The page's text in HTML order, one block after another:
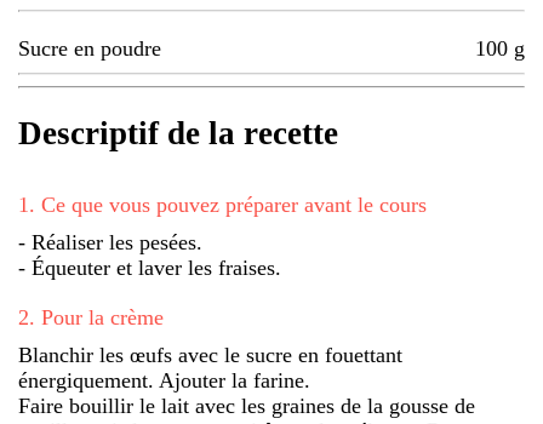
Sucre en poudre 100 g
Descriptif de la recette
1 . Ce que vous pouvez préparer avant le cours
- Réaliser les pesées.
- Équeuter et laver les fraises.
2. Pour la crème
Blanchir les œufs avec le sucre en fouettant
énergiquement. Ajouter la farine.
Faire bouillir le lait avec les graines de la gousse de